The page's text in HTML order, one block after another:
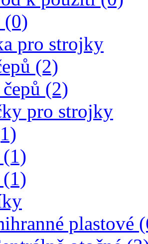
(0)
pro strojky
(2)
(2)
pro strojky
(1)
plastové